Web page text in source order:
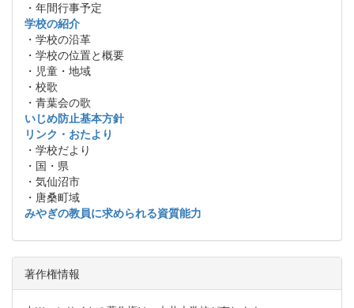
・年間行事予定
学校の紹介
・学校の沿革
・学校の位置と概要
・児童・地域
・校歌
・青葉会の歌
いじめ防止基本方針
リンク・おたより
・学校だより
・国・県
・気仙沼市
・唐桑町域
みやぎの教員に求められる資質能力
著作権情報